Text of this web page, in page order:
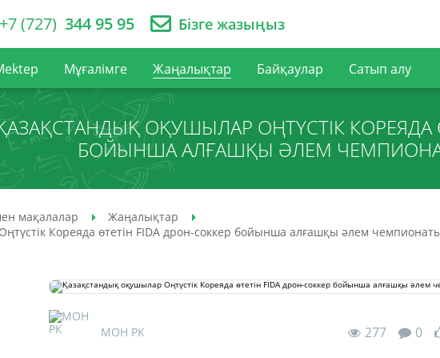
+7 (727) 344 95 95 Бізге жазыңыз
Мұғалімге Жаңалықтар Байқаулар Сатып алу
ОҚУШЫЛАР ОҢТҮСТІК КОРЕЯДА
БОЙЫНША АЛҒАШҚЫ ӘЛЕМ
мақалалар
Жаңалықтар
Кореяда өтетін FIDA дрон-соккер бойынша алғашқы әлем
МОН РК 277 0